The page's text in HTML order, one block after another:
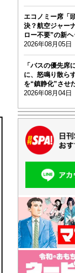
エコノミー席「
決？航空ジャー
ロー不要”の新
2026年08月05日
「バスの優先席
に、怒鳴り散ら
を“鎮静化”させ
2026年08月04日